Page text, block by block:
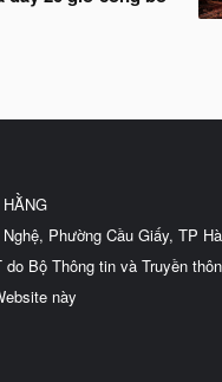
Phường Cầu Giấy, TP
Bộ Thông tin và Truyền
này